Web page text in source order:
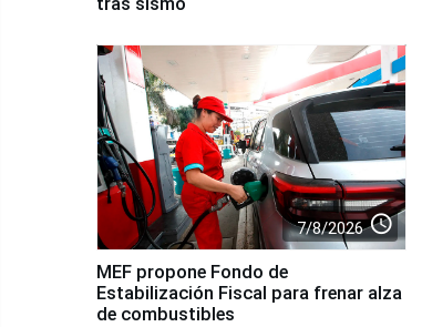
7/8/2026 access_time
MEF propone Fondo de
Estabilización Fiscal para frenar alza
de combustibles